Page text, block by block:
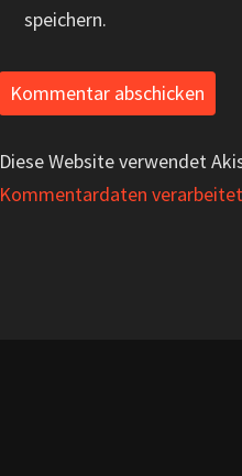
speichern.
Diese Website verwendet
Kommentardaten